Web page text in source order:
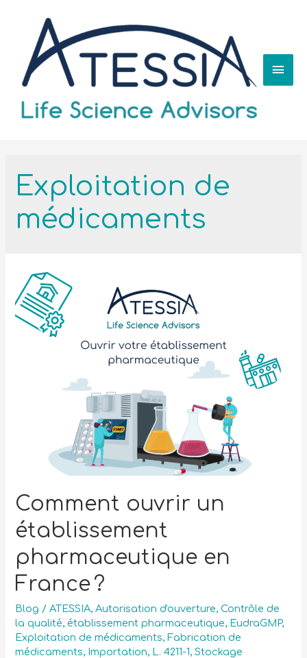
Exploitation de
médicaments
Comment ouvrir un
établissement
pharmaceutique en
France ?
Blog /ATESSIA,Autorisation d'ouverture,Contrôle de
la qualité, établissement pharmaceutique, EudraGMP,
Exploitation de médicaments, Fabrication de
médicaments, Importation, L. 4211-1,Stockage